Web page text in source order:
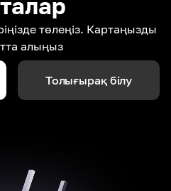
төлеңіз. Картаңызды
алыңыз
Толығырақ білу